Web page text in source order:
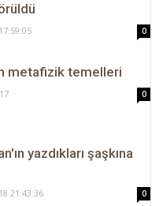
0
metafizik temelleri
0
yazdıkları şaşkına
21:43:36 0